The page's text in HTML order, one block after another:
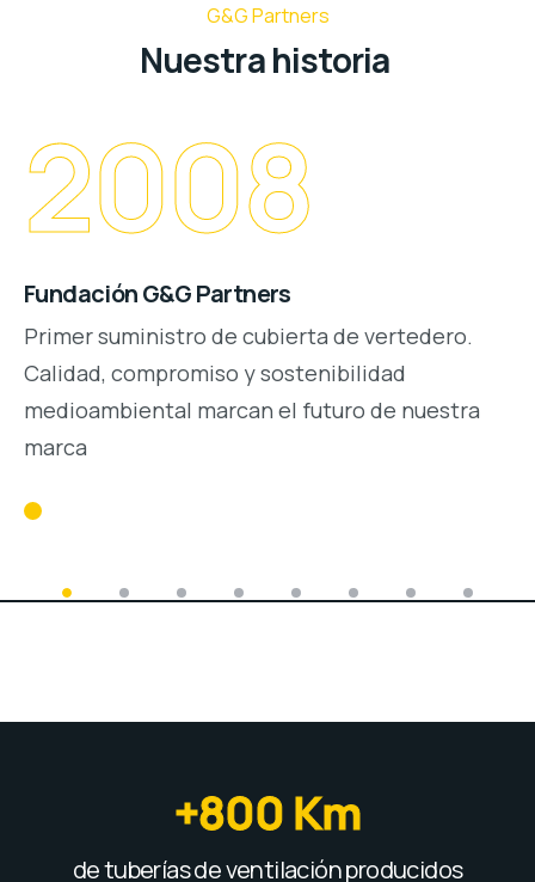
G&G Partners
Nuestra historia
2008
Fundación G&G Partners
Primer suministro de cubierta de vertedero.
Calidad, compromiso y sostenibilidad
medioambiental marcan el futuro de nuestra
marca
+800 Km
de tuberías de ventilación producidos